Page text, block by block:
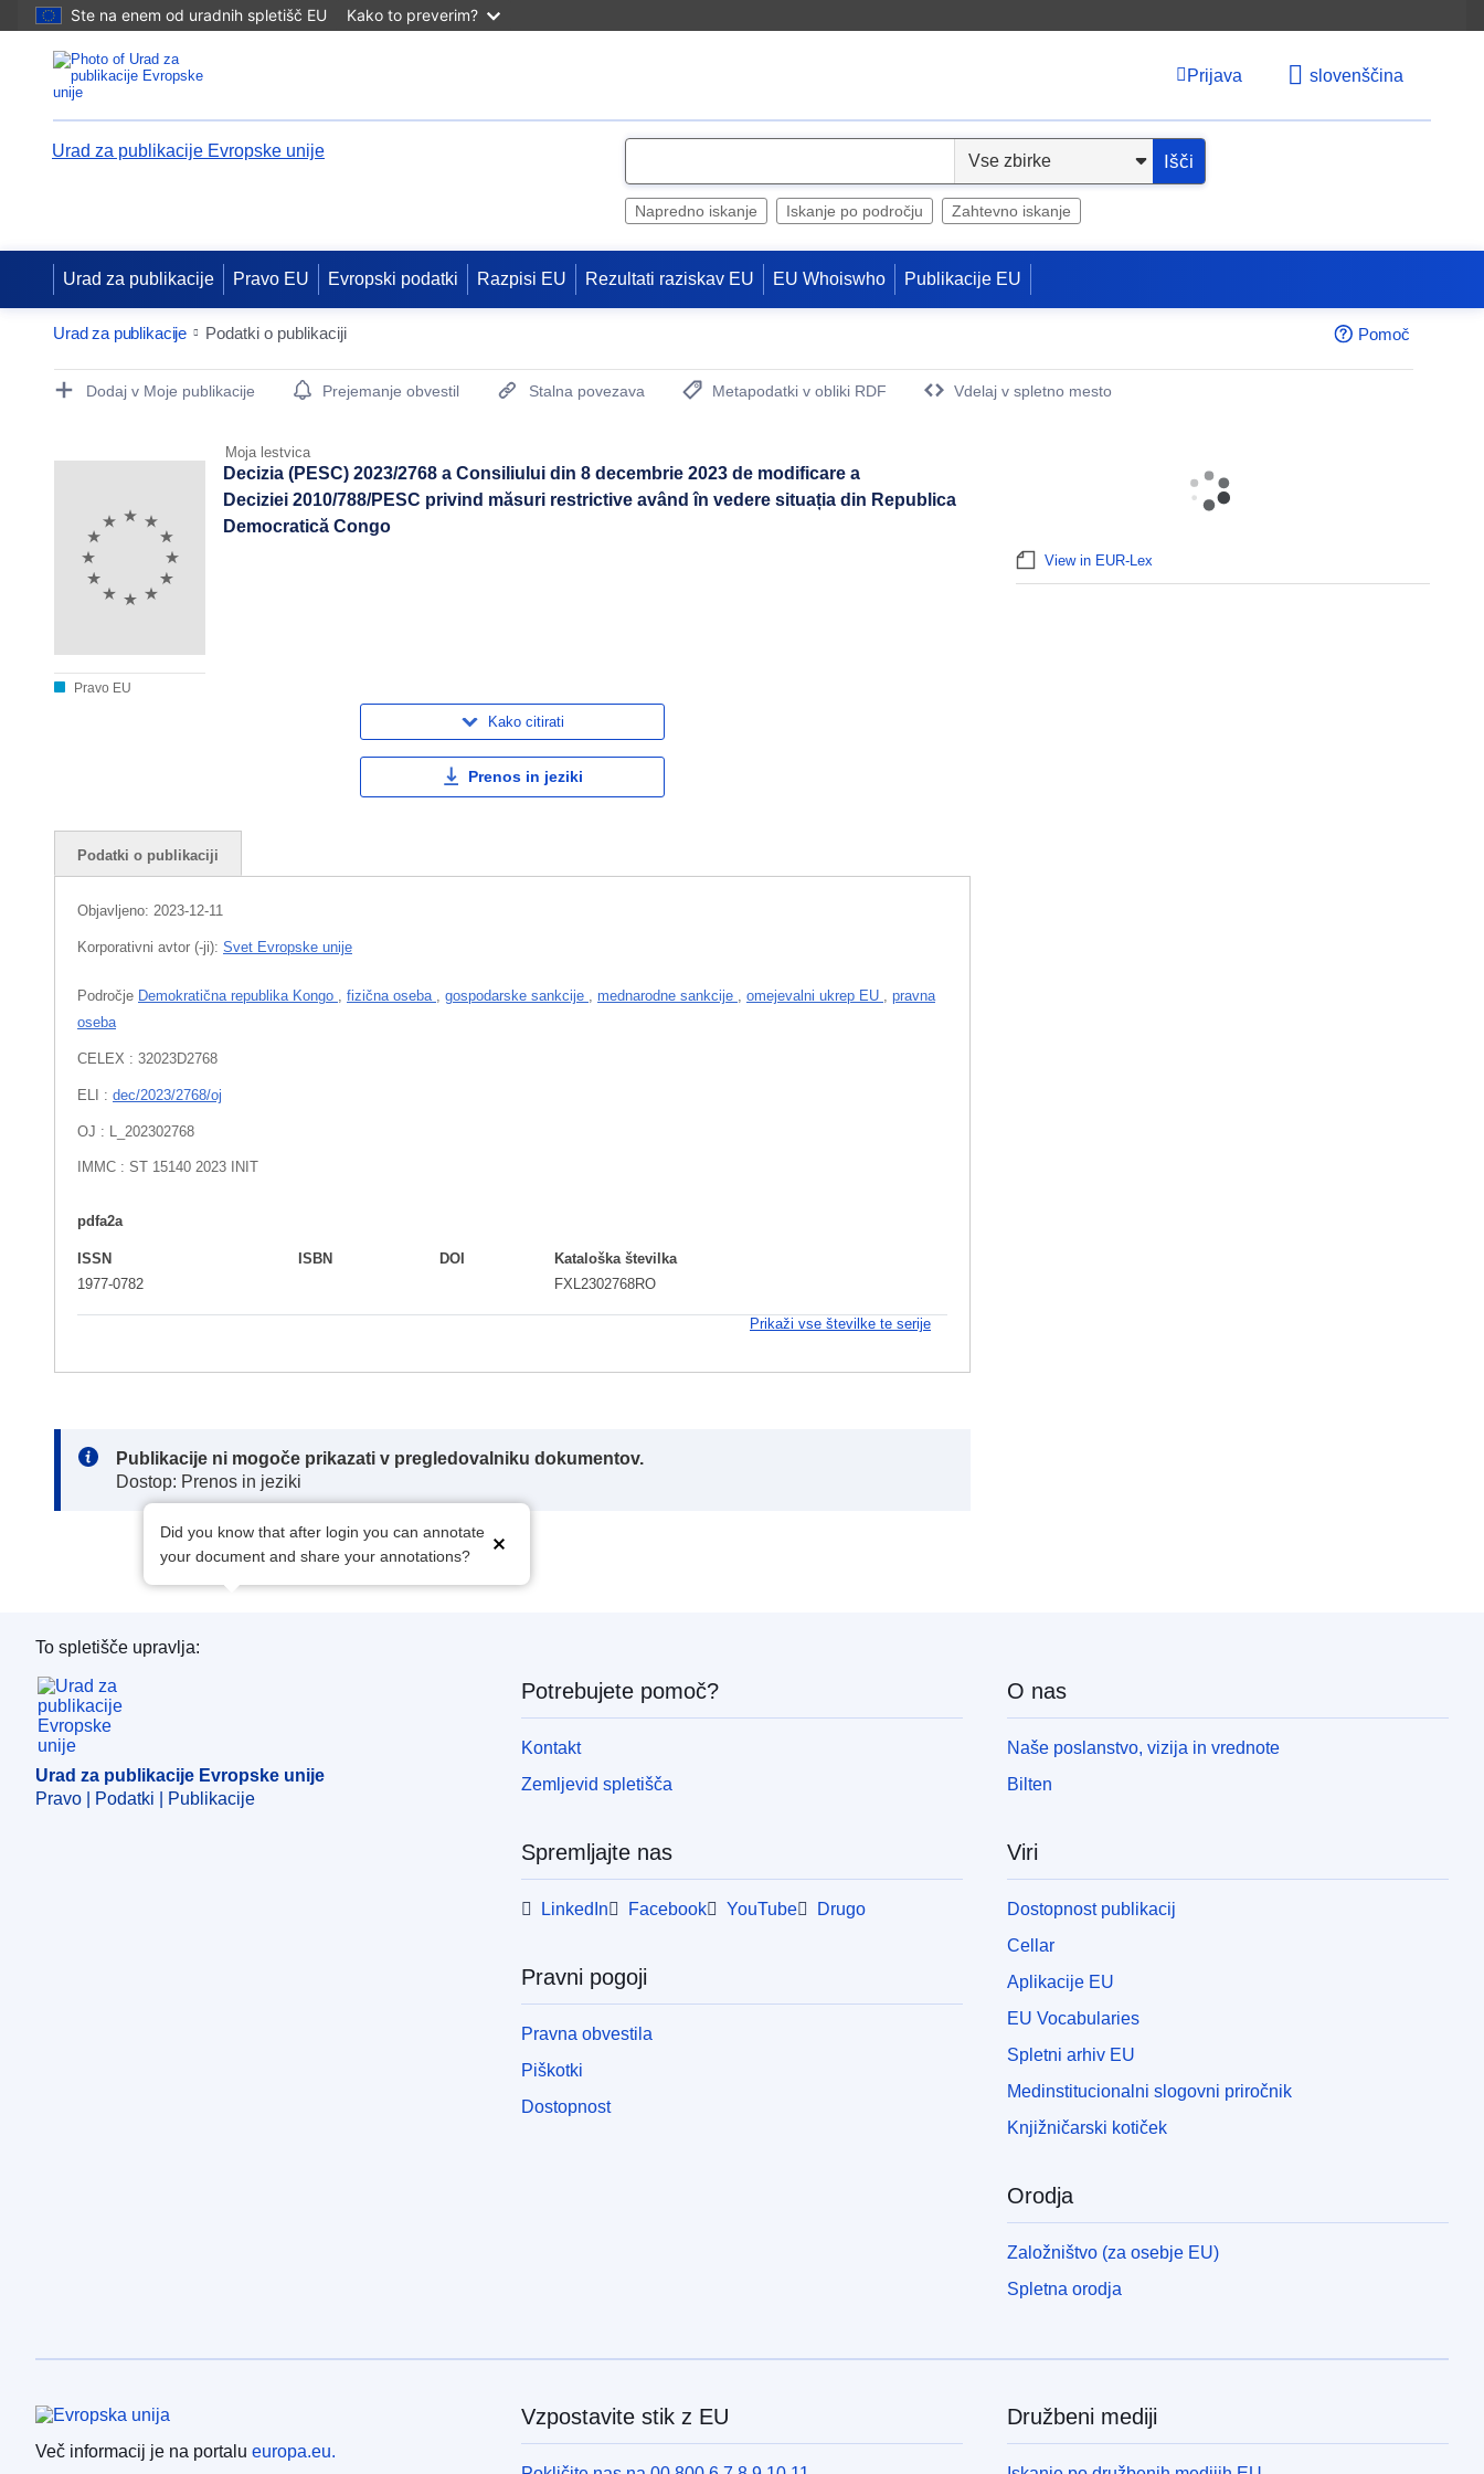
Ste na enem od uradnih spletišč EU Kako to preverim?
Prijava slovenščina
Urad za publikacije Evropske unije
e
Išči
Napredno iskanje Iskanje po področju Zahtevno iskanje
Urad za publikacije Pravo EU Evropski podatki Razpisi EU Rezultati raziskav EU EU Whoiswho Publikacije EU
Urad za publikacije Podatki o publikaciji Pomoč
Publication Detail Actions Portlet
Dodaj v Moje publikacije Prejemanje obvestil Stalna povezava
Metapodatki v obliki RDF
Vdelaj v spletno mesto
Moja lestvica
Pravo EU
Decizia (PESC) 2023/2768 a Consiliului din 8 decembrie 2023 de modificare a
Deciziei 2010/788/PESC privind măsuri restrictive având în vedere situația din Republica
Democratică Congo
Kako citirati
Prenos in jeziki
Podatki o publikaciji
Objavljeno: 2023-12-11
Korporativni avtor (-ji): Svet Evropske unije
Področje Demokratična republika Kongo , fizična oseba , gospodarske sankcije , mednarodne sankcije , omejevalni ukrep EU , pravna
oseba
CELEX : 32023D2768
ELI : dec/2023/2768/oj
OJ : L_202302768
IMMC : ST 15140 2023 INIT
pdfa2a
ISSN
1977-0782
ISBN DOI
Kataloška številka
FXL2302768RO
Prikaži vse številke te serije
Note:
Publikacije ni mogoče prikazati v pregledovalniku dokumentov.
Dostop: Prenos in jeziki
Did you know that after login you can annotate
your document and share your annotations?
View in EUR-Lex
Urad za publikacije Evropske unije
To spletišče upravlja:
Urad za publikacije Evropske unije
Pravo | Podatki | Publikacije
Potrebujete pomoč?
Kontakt
Zemljevid spletišča
Spremljajte nas
LinkedIn Facebook YouTube Drugo
Pravni pogoji
Pravna obvestila
Piškotki
Dostopnost
O nas
Naše poslanstvo, vizija in vrednote
Bilten
Viri
Dostopnost publikacij
Cellar
Aplikacije EU
EU Vocabularies
Spletni arhiv EU
Medinstitucionalni slogovni priročnik
Knjižničarski kotiček
Orodja
Založništvo (za osebje EU)
Spletna orodja
Evropska unija
Več informacij je na portalu europa.eu.
Vzpostavite stik z EU Družbeni mediji